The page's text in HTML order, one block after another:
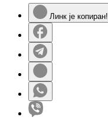
Линк је копиран!